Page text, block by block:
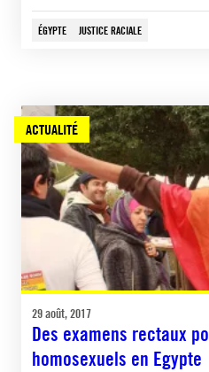
ÉGYPTE JUSTICE RACIALE
ACTUALITÉ
29 août, 2017
Des examens rectaux
homosexuels en Egypte